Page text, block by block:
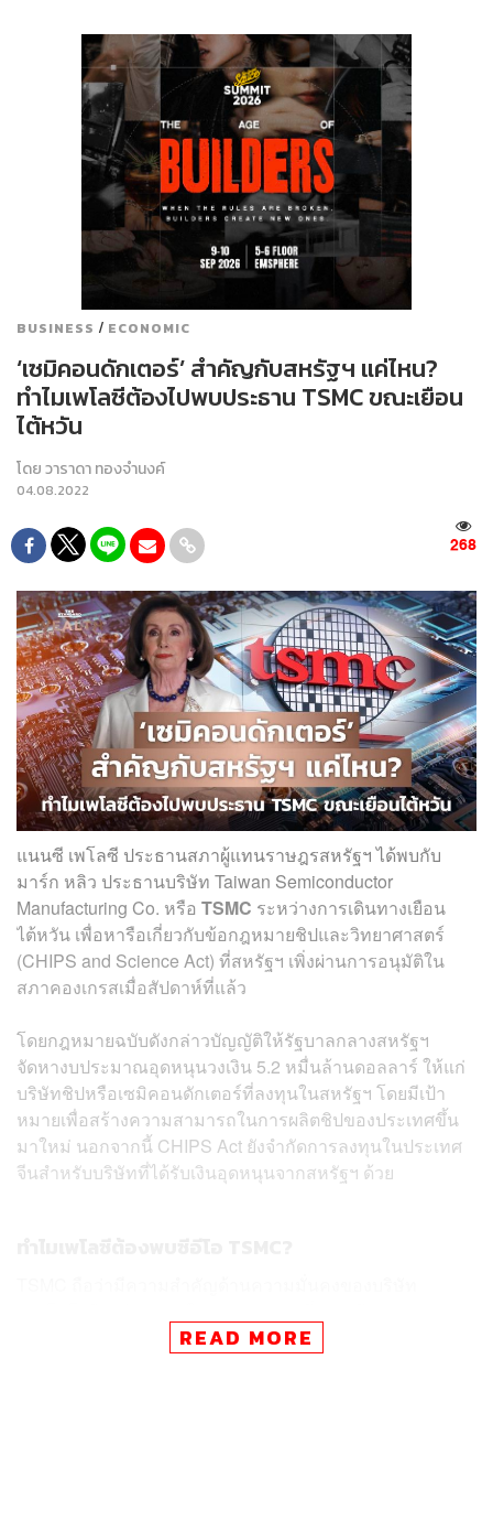
BUSINESS / ECONOMIC
‘เซมิคอนดักเตอร์’ สำคัญกับสหรัฐฯ แค่ไหน?
ทำไมเพโลซีต้องไปพบประธาน TSMC ขณะเยือน
ไต้หวัน
โดยวาราดา ทองจำนงค์
04.08.2022
268
แนนซี เพโลซี ประธานสภาผู้แทนราษฎรสหรัฐฯ ได้พบกับ
มาร์ก หลิว ประธานบริษัท Taiwan Semiconductor
Manufacturing Co. หรือ TSMC ระหว่างการเดินทางเยือน
ไต้หวัน เพื่อหารือเกี่ยวกับข้อกฎหมายชิปและวิทยาศาสตร์
(CHIPS and Science Act) ที่สหรัฐฯ เพิ่งผ่านการอนุมัติใน
สภาคองเกรสเมื่อสัปดาห์ที่แล้ว
โดยกฎหมายฉบับดังกล่าวบัญญัติให้รัฐบาลกลางสหรัฐฯ
จัดหางบประมาณอุดหนุนวงเงิน 5.2 หมื่นล้านดอลลาร์ ให้แก่
บริษัทชิปหรือเซมิคอนดักเตอร์ที่ลงทุนในสหรัฐฯ โดยมีเป้า
หมายเพื่อสร้างความสามารถในการผลิตชิปของประเทศขึ้น
มาใหม่ นอกจากนี้ CHIPS Act ยังจำกัดการลงทุนในประเทศ
จีนสำหรับบริษัทที่ได้รับเงินอุดหนุนจากสหรัฐฯ ด้วย
Google, Qualcomm และ Nvidia เนื่องจากเป็นผู้ผลิตชิปตาม
READ MORE